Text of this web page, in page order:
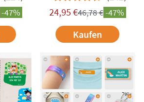
-47%
24,95 €46,78€-47%
Kaufen